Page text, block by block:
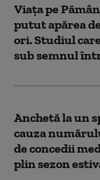
Viața pe
putut apărea
ori. Studiul
sub semnul
Anchetă la un
cauza
de concedii
plin sezon